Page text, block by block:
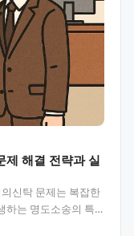
제 해결 전략과 실
신탁 문제는 복잡한
하는 명도소송의 특
니다. 목차 대…